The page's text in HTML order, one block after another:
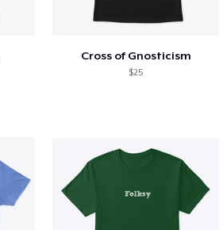
Cross of Gnosticism
$25